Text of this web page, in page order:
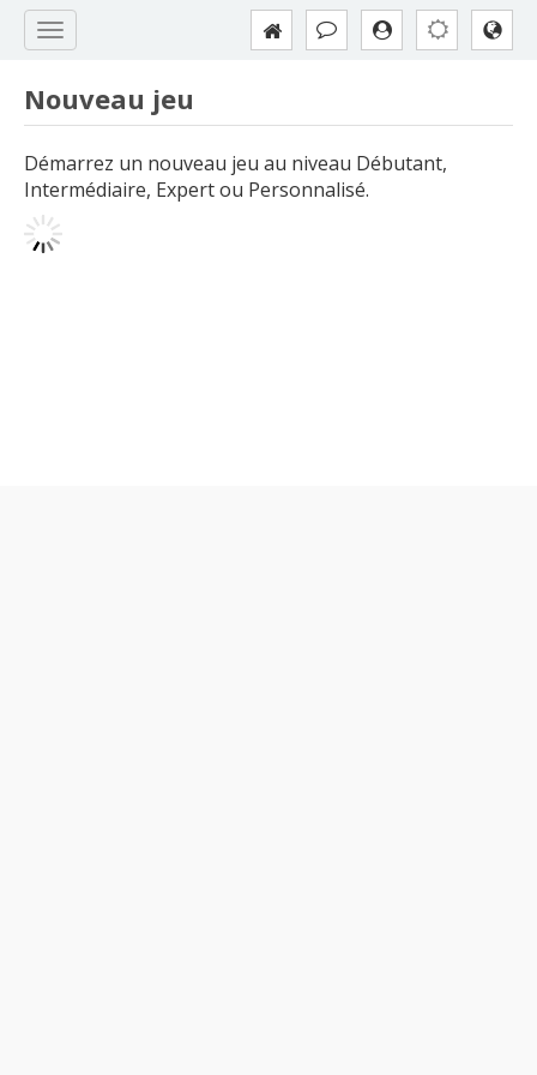
Nouveau jeu
Démarrez un nouveau jeu au niveau Débutant,
Intermédiaire, Expert ou Personnalisé.